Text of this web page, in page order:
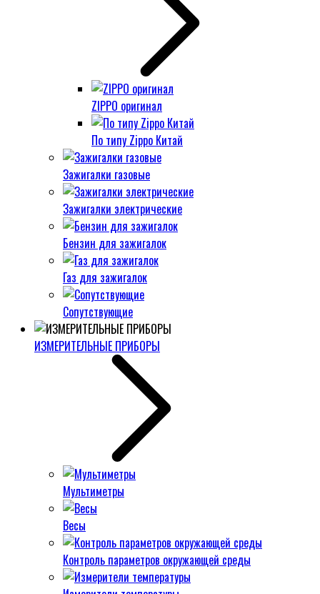
ZIPPO оригинал
По типу Zippo Китай
Зажигалки газовые
Зажигалки электрические
Бензин для зажигалок
Газ для зажигалок
Сопутствующие
ИЗМЕРИТЕЛЬНЫЕ ПРИБОРЫ
Мультиметры
Весы
Контроль параметров окружающей среды